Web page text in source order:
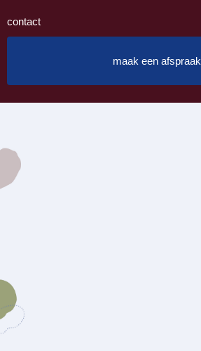
contact
maak een afspraak